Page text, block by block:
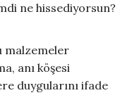
ne hissediyorsun?
malzemeler
anı köşesi
duygularını ifade